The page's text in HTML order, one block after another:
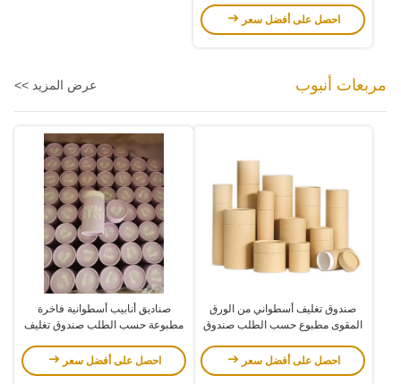
احصل على أفضل سعر
مربعات أنبوب عرض المزيد >>
صندوق تغليف أسطواني من الورق
المقوى مطبوع حسب الطلب صندوق
احصل على أفضل سعر
صناديق أنابيب أسطوانية فاخرة
مطبوعة حسب الطلب صندوق تغليف
احصل على أفضل سعر